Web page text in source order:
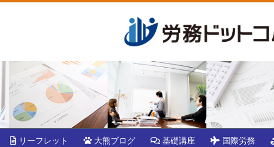
リーフレット 大熊ブログ 基礎講座 国際労務